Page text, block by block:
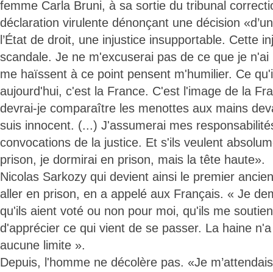
femme Carla Bruni, à sa sortie du tribunal
déclaration virulente dénonçant une décision
l’État de droit, une injustice insupportable. Cette
scandale. Je ne m'excuserai pas de ce que je
me haïssent à ce point pensent m'humilier. Ce
aujourd'hui, c'est la France. C'est l'image de la
devrai-je comparaître les menottes aux mains
suis innocent. (...) J'assumerai mes
convocations de la justice. Et s'ils veulent
prison, je dormirai en prison, mais la tête haute».
Nicolas Sarkozy qui devient ainsi le premier
aller en prison, en a appelé aux Français. « Je
qu'ils aient voté ou non pour moi, qu'ils me
d'apprécier ce qui vient de se passer. La haine
aucune limite ».
Depuis, l'homme ne décolère pas. «Je